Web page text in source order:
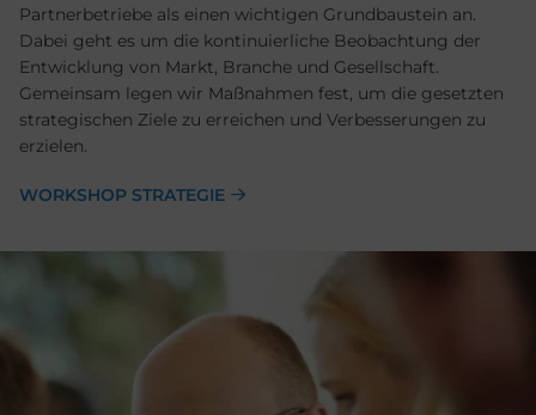
Partnerbetriebe als einen wichtigen Grundbaustein an.
Dabei geht es um die kontinuierliche Beobachtung der
Entwicklung von Markt, Branche und Gesellschaft.
Gemeinsam legen wir Maßnahmen fest, um die gesetzten
strategischen Ziele zu erreichen und Verbesserungen zu
erzielen.
WORKSHOP STRATEGIE